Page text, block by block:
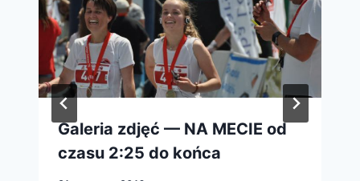
Galeria zdjęć — NA MECIE od
czasu 2:25 do końca